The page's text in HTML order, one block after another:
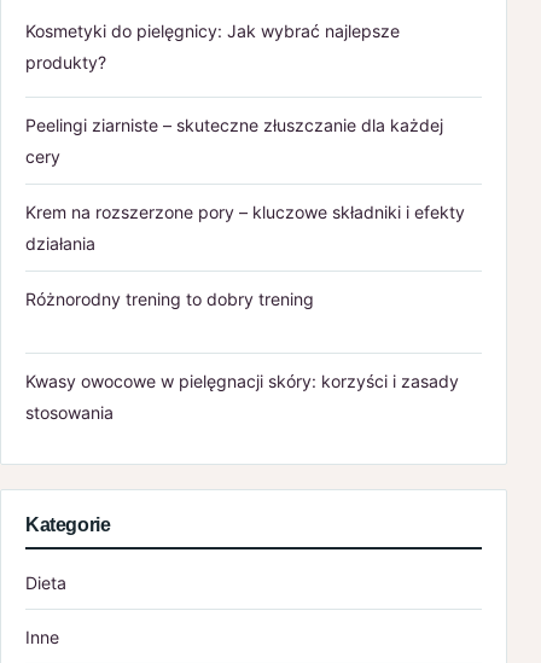
Kosmetyki do pielęgnicy: Jak wybrać najlepsze
produkty?
Peelingi ziarniste – skuteczne złuszczanie dla każdej
cery
Krem na rozszerzone pory – kluczowe składniki i efekty
działania
Różnorodny trening to dobry trening
Kwasy owocowe w pielęgnacji skóry: korzyści i zasady
stosowania
Kategorie
Dieta
Inne